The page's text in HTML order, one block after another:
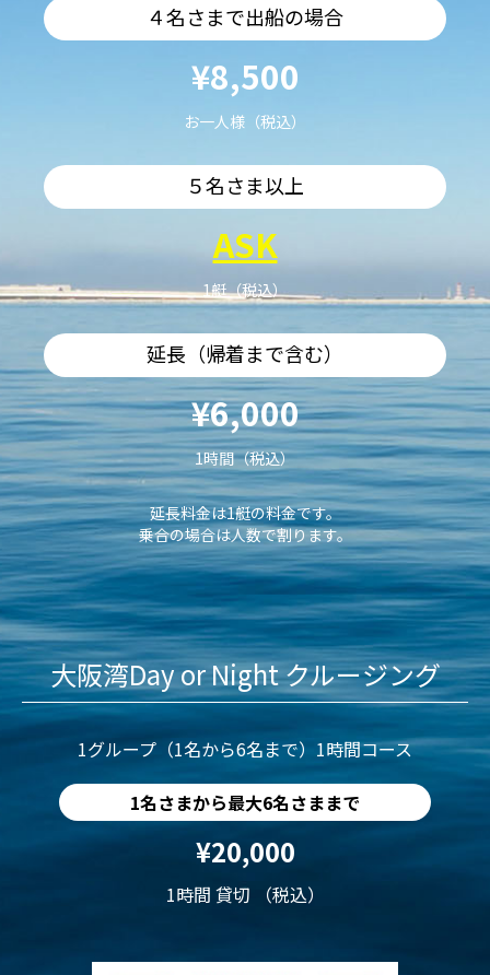
４名さまで出船の場合
¥8,500
お一人様（税込）
５名さま以上
ASK
1艇（税込）
延長（帰着まで含む）
¥6,000
1時間（税込）
延長料金は1艇の料金です。
乗合の場合は人数で割ります。
大阪湾Day or Night クルージング
1グループ（1名から6名まで）1時間コース
1名さまから最大6名さままで
¥20,000
1時間 貸切 （税込）